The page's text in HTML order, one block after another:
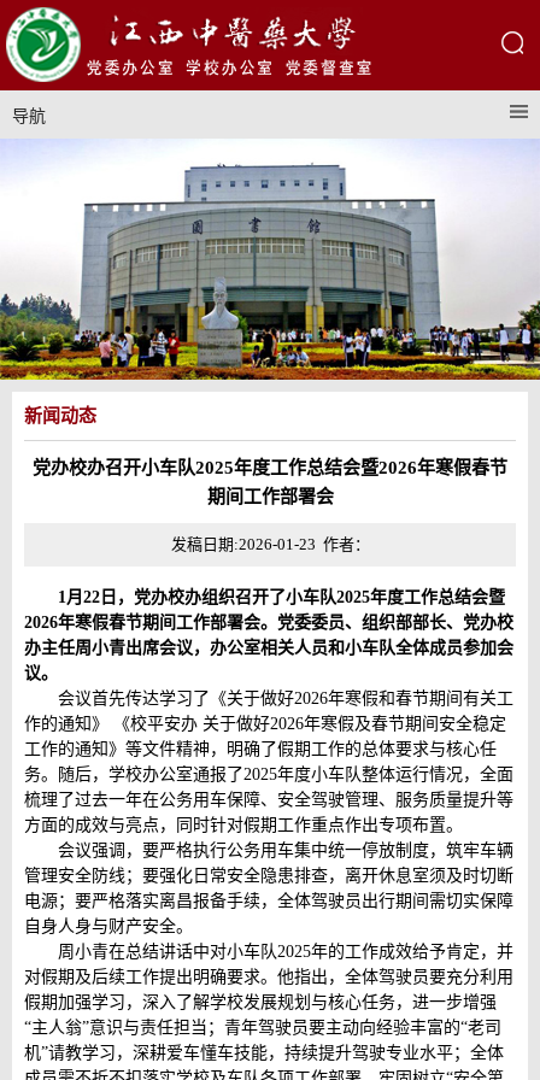
导航
新闻动态
党办校办召开小车队2025年度工作总结会暨2026年寒假春节
期间工作部署会
发稿日期:2026-01-23 作者：
1月22日，党办校办组织召开了小车队2025年度工作总结会暨
2026年寒假春节期间工作部署会。党委委员、组织部部长、党办校
办主任周小青出席会议，办公室相关人员和小车队全体成员参加会
议。
会议首先传达学习了《关于做好2026年寒假和春节期间有关工
作的通知》 《校平安办 关于做好2026年寒假及春节期间安全稳定
工作的通知》等文件精神，明确了假期工作的总体要求与核心任
务。随后，学校办公室通报了2025年度小车队整体运行情况，全面
梳理了过去一年在公务用车保障、安全驾驶管理、服务质量提升等
方面的成效与亮点，同时针对假期工作重点作出专项布置。
会议强调，要严格执行公务用车集中统一停放制度，筑牢车辆
管理安全防线；要强化日常安全隐患排查，离开休息室须及时切断
电源；要严格落实离昌报备手续，全体驾驶员出行期间需切实保障
自身人身与财产安全。
周小青在总结讲话中对小车队2025年的工作成效给予肯定，并
对假期及后续工作提出明确要求。他指出，全体驾驶员要充分利用
假期加强学习，深入了解学校发展规划与核心任务，进一步增强
“主人翁”意识与责任担当；青年驾驶员要主动向经验丰富的“老司
机”请教学习，深耕爱车懂车技能，持续提升驾驶专业水平；全体